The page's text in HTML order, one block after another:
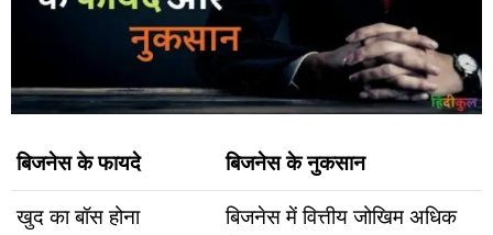
बिजनेस के फायदे बिजनेस के नुकसान
खुद का बॉस होना
बिजनेस में वित्तीय जोखिम अधिक